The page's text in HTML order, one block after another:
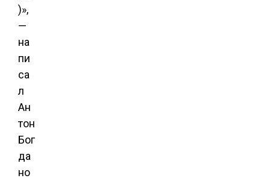
)»,
—
на
пи
са
л
Ан
тон
Бог
да
но